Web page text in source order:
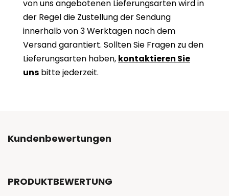
von uns angebotenen Lieferungsarten wird in
der Regel die Zustellung der Sendung
innerhalb von 3 Werktagen nach dem
Versand garantiert. Sollten Sie Fragen zu den
Lieferungsarten haben, kontaktieren Sie
uns bitte jederzeit.
Kundenbewertungen
PRODUKTBEWERTUNG